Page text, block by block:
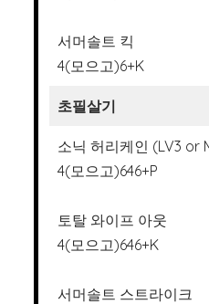
서머솔트 킥
4(모으고)6+K
초필살기
소닉 허리케인 (LV3 or
4(모으고)646+P
토탈 와이프 아웃
4(모으고)646+K
서머솔트 스트라이크